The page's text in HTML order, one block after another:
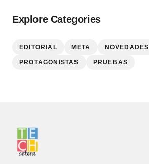
Explore Categories
EDITORIAL META NOVEDADES
PROTAGONISTAS PRUEBAS